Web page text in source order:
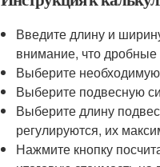
Введите длину и
внимание, что дробные
Выберите
Выберите подвесную
Выберите длину
регулируются, их
Нажмите кнопку